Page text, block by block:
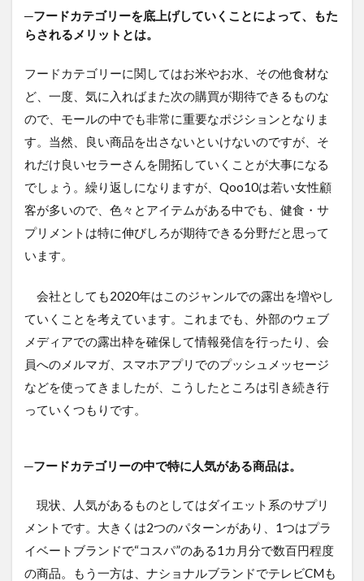
─フードカテゴリーを底上げしていくことによって、もた
らされるメリットとは。
フードカテゴリーに関してはお米やお水、その他食材な
ど、一度、気に入ればまた次の購買が期待できるものな
ので、モールの中でも非常に重要なポジションとなりま
す。当然、良い商品を出さないといけないのですが、そ
れだけ良いセラーさんを開拓していくことが大事になる
でしょう。繰り返しになりますが、Qoo10は若い女性顧
客が多いので、色々とアイテムがある中でも、健食・サ
プリメントは特に伸びしろが期待できる分野だと思って
います。
会社としても2020年はこのジャンルでの露出を増やし
ていくことを考えています。これまでも、外部のウェブ
メディアでの露出枠を確保して情報発信を行ったり、会
員へのメルマガ、スマホアプリでのプッシュメッセージ
などを使ってきましたが、こうしたところは引き続き行
っていくつもりです。
─フードカテゴリーの中で特に人気がある商品は。
現状、人気があるものとしてはダイエット系のサプリ
メントです。大きくは2つのパターンがあり、1つはプラ
イベートブランドで“コスパ”のある1カ月分で数百円程度
の商品。もう一方は、ナショナルブランドでテレビCMも